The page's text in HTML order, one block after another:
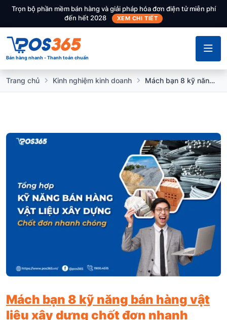
Trọn bộ phần mềm bán hàng và giải pháp hóa đơn điện tử miễn phí
đến hết 2028
XEM CHI TIẾT
Bán hàng nhanh - Thanh toán chuẩn
Trang chủ Kinh nghiệm kinh doanh Mách bạn 8 kỹ năng bán hàng vật liệu xây dựng chốt đơn nhanh chóng
Mách bạn 8 kỹ năng bán hàng vật
liệu xây dựng chốt đơn nhanh